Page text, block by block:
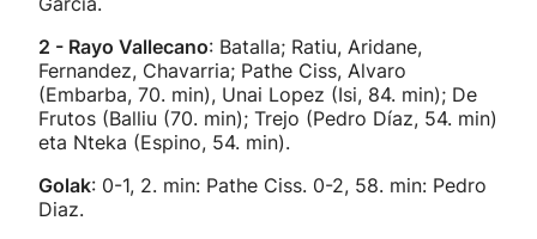
2 - Rayo Vallecano: Batalla; Ratiu, Aridane,
Fernandez, Chavarria; Pathe Ciss, Alvaro
(Embarba, 70. min), Unai Lopez (Isi, 84. min); De
Frutos (Balliu (70. min); Trejo (Pedro Díaz, 54. min)
eta Nteka (Espino, 54. min).
Golak: 0-1, 2. min: Pathe Ciss. 0-2, 58. min: Pedro
Diaz.